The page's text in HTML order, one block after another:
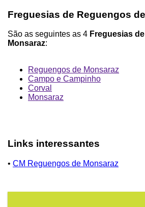
Freguesias de Reguengos
São as seguintes as 4 Freguesias
Monsaraz:
Reguengos de Monsaraz
Campo e Campinho
Corval
Monsaraz
Links interessantes
• CM Reguengos de Monsaraz